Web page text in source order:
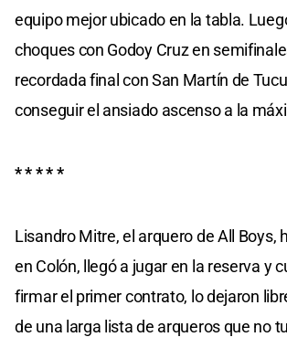
equipo mejor ubicado en la tabla.
choques con Godoy Cruz en
recordada final con San Martín de
conseguir el ansiado ascenso a la
* * * * *
Lisandro Mitre, el arquero de All Boys,
en Colón, llegó a jugar en la reserva y
firmar el primer contrato, lo dejaron
de una larga lista de arqueros que no